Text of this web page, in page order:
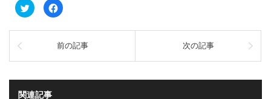
ク
リ
共
(新
い
Facebook
で
る
に
ク
ッ
前の記事 次の記事
関連記事